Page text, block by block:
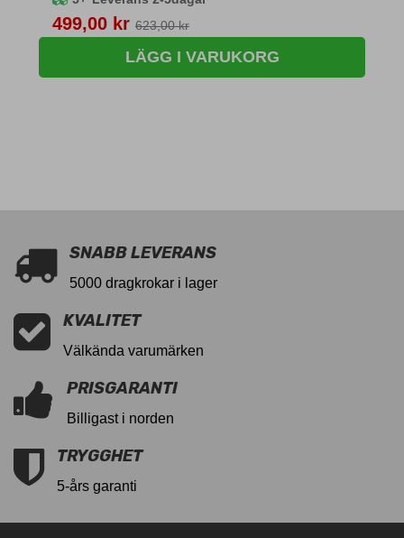
Pris
499,00 kr 623,00 kr
LÄGG I VARUKORG
SNABB LEVERANS
5000 dragkrokar i lager
KVALITET
Välkända varumärken
PRISGARANTI
Billigast i norden
TRYGGHET
5-års garanti